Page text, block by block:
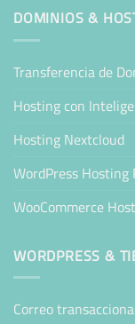
DOMINIOS &
Transferencia de
Hosting con
Hosting Nextcloud
WordPress Hosting
WooCommerce
WORDPRESS &
Correo